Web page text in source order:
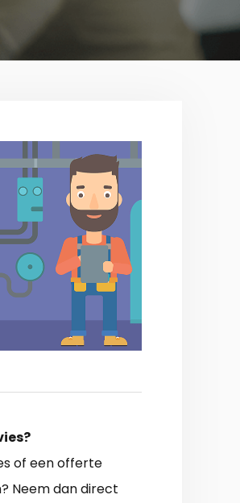
of een offerte
Neem dan direct